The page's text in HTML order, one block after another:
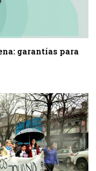
garantías para